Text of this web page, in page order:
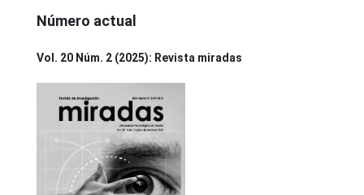
Número actual
Vol. 20 Núm. 2 (2025): Revista miradas